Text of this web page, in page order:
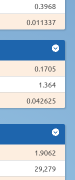
0.3968
0.011337
0.1705
1.364
0.042625
1.9062
29,279